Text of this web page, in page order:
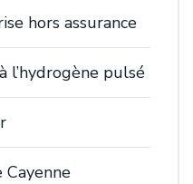
hors assurance
l’hydrogène pulsé